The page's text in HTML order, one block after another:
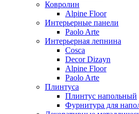
Ковролин
Alpine Floor
Интерьерные панели
Paolo Arte
Интерьерная лепнина
Cosca
Decor Dizayn
Alpine Floor
Paolo Arte
Плинтуса
Плинтус напольный
Фурнитура для